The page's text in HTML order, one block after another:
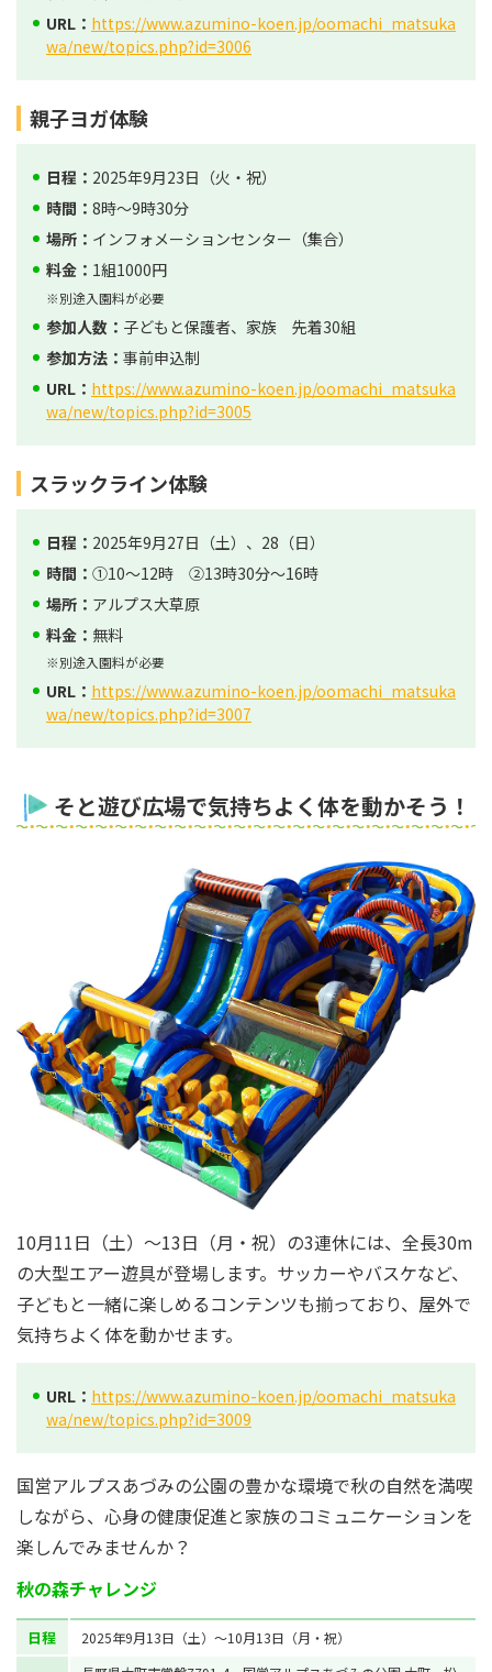
URL： https://www.azumino-koen.jp/oomachi_matsuka
wa/new/topics.php?id=3006
親子ヨガ体験
日程： 2025年9月23日（火・祝）
時間： 8時～9時30分
場所： インフォメーションセンター（集合）
料金： 1組1000円
※別途入園料が必要
参加人数： 子どもと保護者、家族 先着30組
参加方法： 事前申込制
URL： https://www.azumino-koen.jp/oomachi_matsuka
wa/new/topics.php?id=3005
スラックライン体験
日程： 2025年9月27日（土）、28（日）
時間： ①10～12時 ②13時30分～16時
場所： アルプス大草原
料金： 無料
※別途入園料が必要
URL： https://www.azumino-koen.jp/oomachi_matsuka
wa/new/topics.php?id=3007
そと遊び広場で気持ちよく体を動かそう！
10月11日（土）～13日（月・祝）の3連休には、全長30m
の大型エアー遊具が登場します。サッカーやバスケなど、
子どもと一緒に楽しめるコンテンツも揃っており、屋外で
気持ちよく体を動かせます。
URL： https://www.azumino-koen.jp/oomachi_matsuka
wa/new/topics.php?id=3009
国営アルプスあづみの公園の豊かな環境で秋の自然を満喫
しながら、心身の健康促進と家族のコミュニケーションを
楽しんでみませんか？
秋の森チャレンジ
日程 2025年9月13日（土）～10月13日（月・祝）